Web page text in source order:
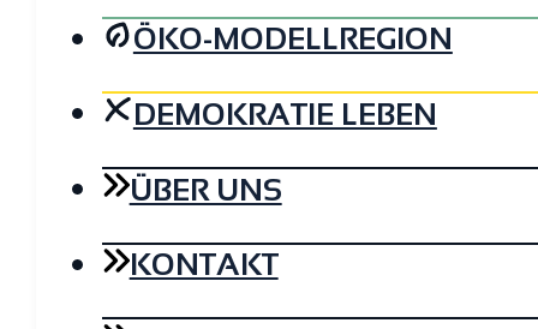
ÖKO-MODELLREGION
DEMOKRATIE LEBEN
ÜBER UNS
KONTAKT